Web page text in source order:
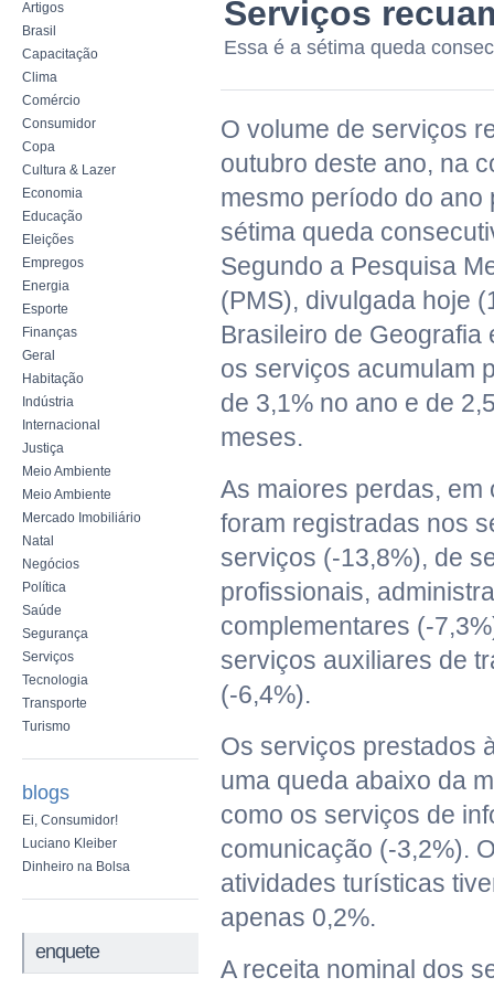
Artigos
Brasil
Capacitação
Clima
Comércio
Consumidor
Copa
Cultura & Lazer
Economia
Educação
Eleições
Empregos
Energia
Esporte
Finanças
Geral
Habitação
Indústria
Internacional
Justiça
Meio Ambiente
Meio Ambiente
Mercado Imobiliário
Natal
Negócios
Política
Saúde
Segurança
Serviços
Tecnologia
Transporte
Turismo
blogs
Ei, Consumidor!
Luciano Kleiber
Dinheiro na Bolsa
enquete
Serviços
Essa é a sétima queda
O volume de serviços
outubro deste ano, na
mesmo período do ano
sétima queda
Segundo a Pesquisa
(PMS), divulgada hoje
Brasileiro de Geografia
os serviços acumulam
de 3,1% no ano e de
meses.
As maiores perdas, em
foram registradas nos
serviços (-13,8%), de
profissionais,
complementares (-
serviços auxiliares de
(-6,4%).
Os serviços prestados
uma queda abaixo da
como os serviços de
comunicação (-3,2%).
atividades turísticas
apenas 0,2%.
A receita nominal dos